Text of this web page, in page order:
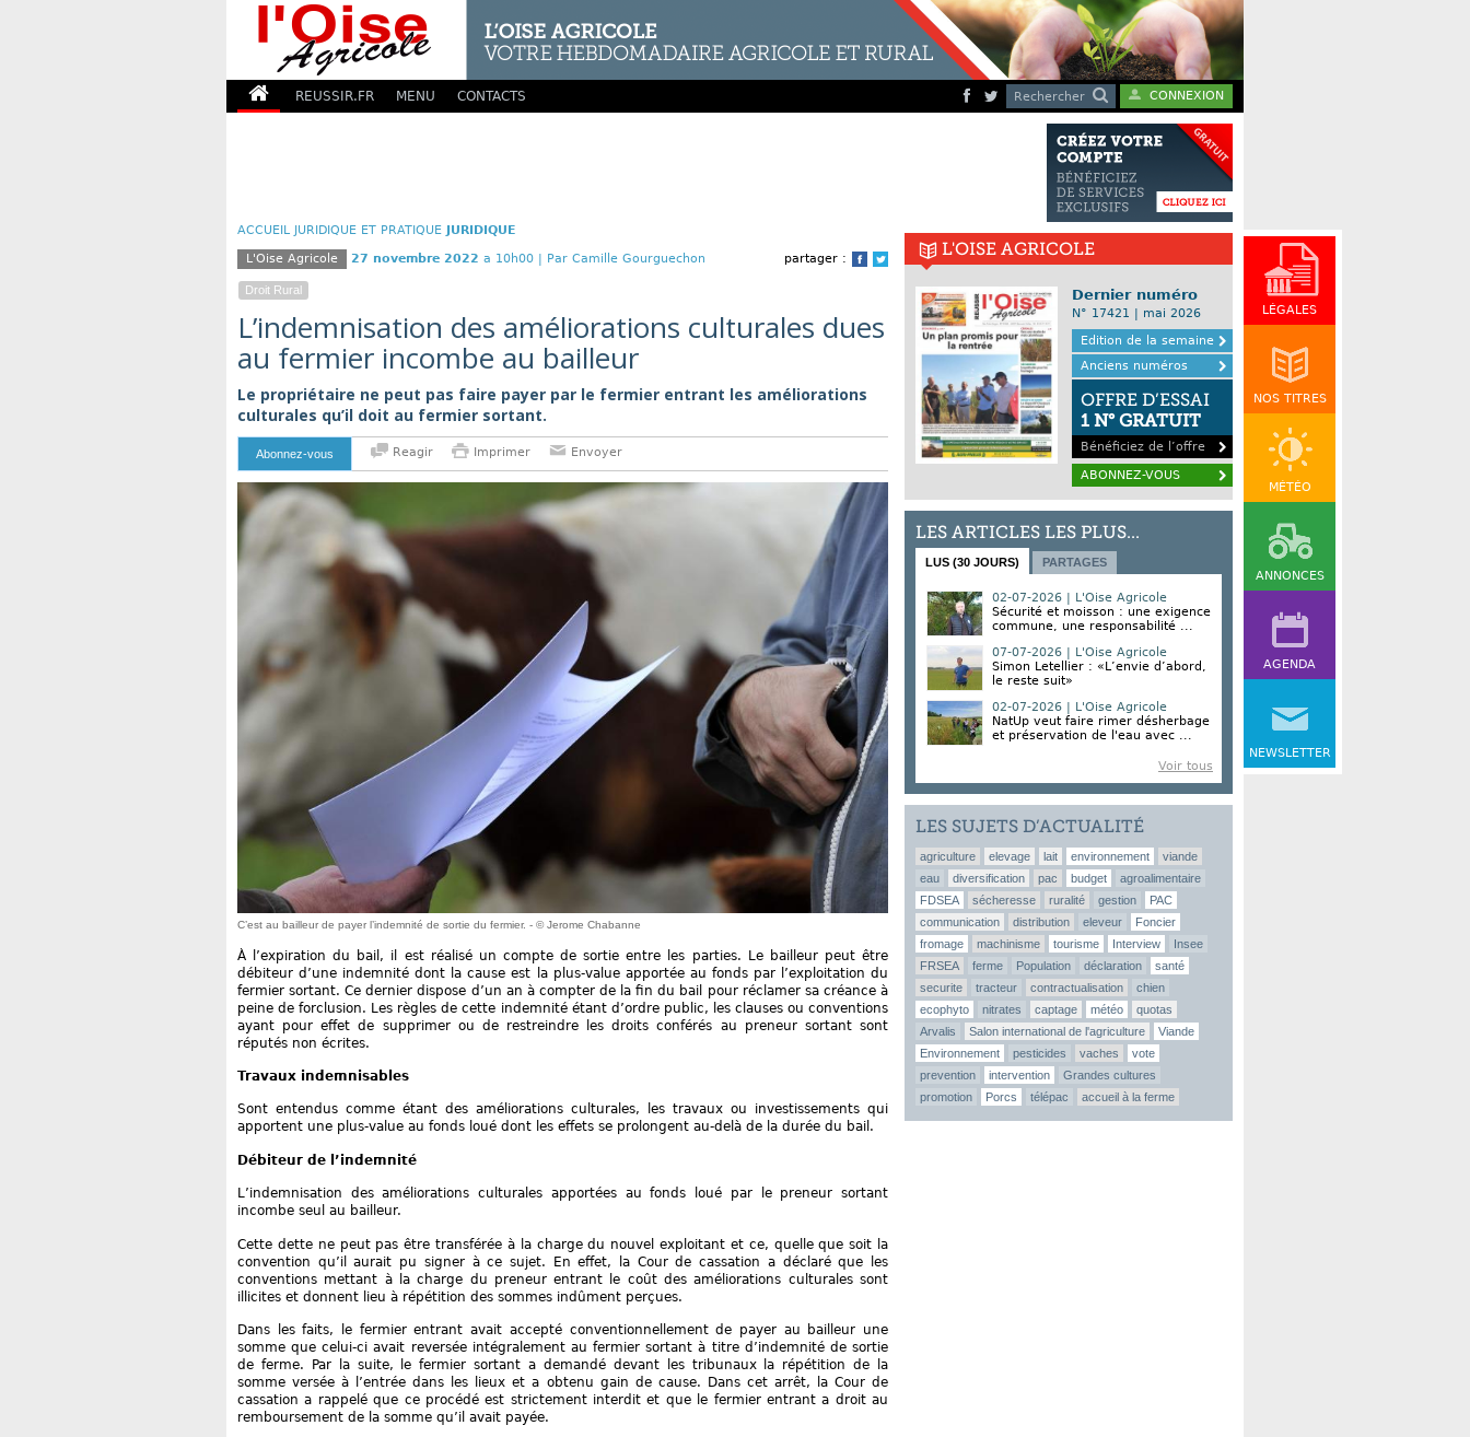
REUSSIR.FR MENU CONTACTS Rechercher CONNEXION
LÉGALES
NOS TITRES
MÉTÉO
ANNONCES
AGENDA
NEWSLETTER
ACCUEIL JURIDIQUE ET PRATIQUE JURIDIQUE
partager :
Facebook
Twitter
L'Oise Agricole 27 novembre 2022 a 10h00 | Par Camille Gourguechon
Droit Rural
L’indemnisation des améliorations culturales dues
au fermier incombe au bailleur
Le propriétaire ne peut pas faire payer par le fermier entrant les améliorations
culturales qu’il doit au fermier sortant.
Abonnez-vous Reagir Imprimer Envoyer
C’est au bailleur de payer l’indemnité de sortie du fermier. - © Jerome Chabanne
À l’expiration du bail, il est réalisé un compte de sortie entre les parties. Le bailleur peut être
débiteur d’une indemnité dont la cause est la plus-value apportée au fonds par l’exploitation du
fermier sortant. Ce dernier dispose d’un an à compter de la fin du bail pour réclamer sa créance à
peine de forclusion. Les règles de cette indemnité étant d’ordre public, les clauses ou conventions
ayant pour effet de supprimer ou de restreindre les droits conférés au preneur sortant sont
réputés non écrites.
Travaux indemnisables
Sont entendus comme étant des améliorations culturales, les travaux ou investissements qui
apportent une plus-value au fonds loué dont les effets se prolongent au-delà de la durée du bail.
Débiteur de l’indemnité
L’indemnisation des améliorations culturales apportées au fonds loué par le preneur sortant
incombe seul au bailleur.
Cette dette ne peut pas être transférée à la charge du nouvel exploitant et ce, quelle que soit la
convention qu’il aurait pu signer à ce sujet. En effet, la Cour de cassation a déclaré que les
conventions mettant à la charge du preneur entrant le coût des améliorations culturales sont
illicites et donnent lieu à répétition des sommes indûment perçues.
Dans les faits, le fermier entrant avait accepté conventionnellement de payer au bailleur une
somme que celui-ci avait reversée intégralement au fermier sortant à titre d’indemnité de sortie
de ferme. Par la suite, le fermier sortant a demandé devant les tribunaux la répétition de la
somme versée à l’entrée dans les lieux et a obtenu gain de cause. Dans cet arrêt, la Cour de
cassation a rappelé que ce procédé est strictement interdit et que le fermier entrant a droit au
remboursement de la somme qu’il avait payée.
L'OISE AGRICOLE
Dernier numéro
N° 17421 | mai 2026
Edition de la semaine
Anciens numéros
OFFRE D’ESSAI
1 N° GRATUIT
Bénéficiez de l’offre
ABONNEZ-VOUS
LES ARTICLES LES PLUS...
LUS (30 JOURS) PARTAGES
02-07-2026 | L'Oise Agricole
Sécurité et moisson : une exigence
commune, une responsabilité ...
07-07-2026 | L'Oise Agricole
Simon Letellier : «L’envie d’abord,
le reste suit»
02-07-2026 | L'Oise Agricole
NatUp veut faire rimer désherbage
et préservation de l'eau avec ...
Voir tous
LES SUJETS D’ACTUALITÉ
agriculture elevage lait environnement
viande
eau
diversification pac budget
agroalimentaire
FDSEA
sécheresse ruralité gestion
PAC
communication
distribution eleveur
Foncier
fromage
machinisme tourisme Interview
Insee
FRSEA
ferme Population déclaration
santé
securite
tracteur contractualisation
chien
ecophyto
nitrates captage météo
quotas
Arvalis
Salon international de l'agriculture
Viande
Environnement
pesticides vaches
vote
prevention
intervention
Grandes cultures
promotion
Porcs télépac accueil à la ferme